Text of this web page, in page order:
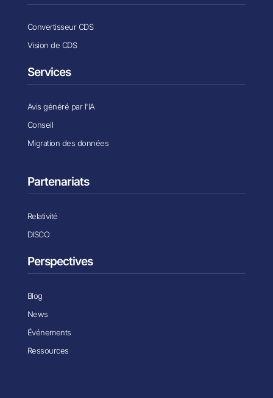
Convertisseur CDS
Vision de CDS
Services
Avis généré par l'IA
Conseil
Migration des données
Partenariats
Relativité
DISCO
Perspectives
Blog
News
Événements
Ressources